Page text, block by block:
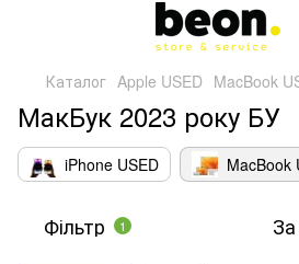
Каталог Apple USED MacBook
МакБук 2023 року БУ
iPhone USED MacBook
Фільтр 1